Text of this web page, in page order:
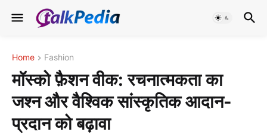
Home Fashion
मॉस्को फ़ैशन वीक: रचनात्मकता का
जश्न और वैश्विक सांस्कृतिक आदान-
प्रदान को बढ़ावा